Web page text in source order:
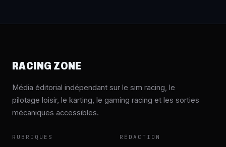
RACING ZONE
Média éditorial indépendant sur le sim racing, le
pilotage loisir, le karting, le gaming racing et les sorties
mécaniques accessibles.
RUBRIQUES RÉDACTION